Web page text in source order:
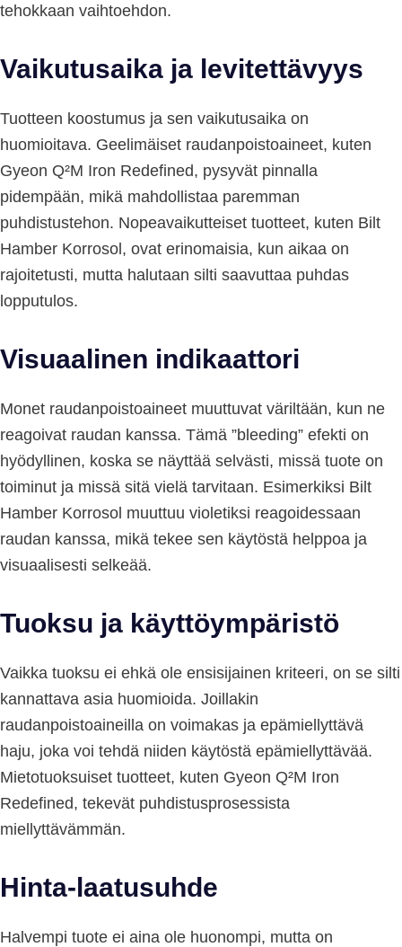
tehokkaan vaihtoehdon.
Vaikutusaika ja levitettävyys
Tuotteen koostumus ja sen vaikutusaika on
huomioitava. Geelimäiset raudanpoistoaineet, kuten
Gyeon Q²M Iron Redefined, pysyvät pinnalla
pidempään, mikä mahdollistaa paremman
puhdistustehon. Nopeavaikutteiset tuotteet, kuten Bilt
Hamber Korrosol, ovat erinomaisia, kun aikaa on
rajoitetusti, mutta halutaan silti saavuttaa puhdas
lopputulos.
Visuaalinen indikaattori
Monet raudanpoistoaineet muuttuvat väriltään, kun ne
reagoivat raudan kanssa. Tämä ”bleeding” efekti on
hyödyllinen, koska se näyttää selvästi, missä tuote on
toiminut ja missä sitä vielä tarvitaan. Esimerkiksi Bilt
Hamber Korrosol muuttuu violetiksi reagoidessaan
raudan kanssa, mikä tekee sen käytöstä helppoa ja
visuaalisesti selkeää.
Tuoksu ja käyttöympäristö
Vaikka tuoksu ei ehkä ole ensisijainen kriteeri, on se silti
kannattava asia huomioida. Joillakin
raudanpoistoaineilla on voimakas ja epämiellyttävä
haju, joka voi tehdä niiden käytöstä epämiellyttävää.
Mietotuoksuiset tuotteet, kuten Gyeon Q²M Iron
Redefined, tekevät puhdistusprosessista
miellyttävämmän.
Hinta-laatusuhde
Halvempi tuote ei aina ole huonompi, mutta on